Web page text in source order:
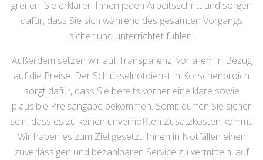
greifen. Sie erklären Ihnen jeden Arbeitsschritt und sorgen
dafür, dass Sie sich während des gesamten Vorgangs
sicher und unterrichtet fühlen.
Außerdem setzen wir auf Transparenz, vor allem in Bezug
auf die Preise. Der Schlüsselnotdienst in Korschenbroich
sorgt dafür, dass Sie bereits vorher eine klare sowie
plausible Preisangabe bekommen. Somit dürfen Sie sicher
sein, dass es zu keinen unverhofften Zusatzkosten kommt.
Wir haben es zum Ziel gesetzt, Ihnen in Notfällen einen
zuverlässigen und bezahlbaren Service zu vermitteln, auf